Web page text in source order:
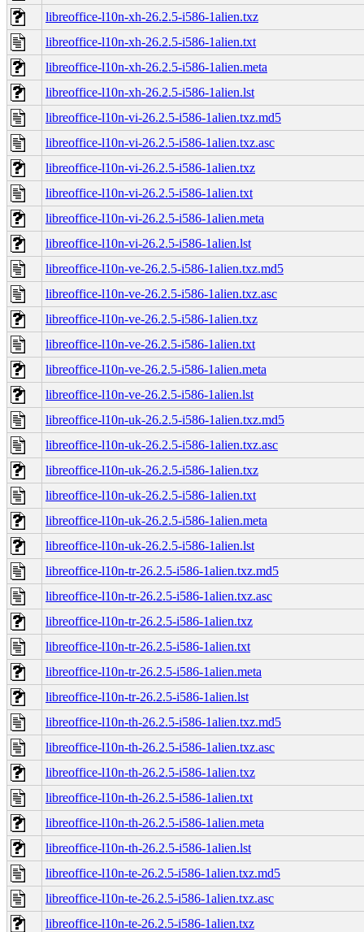
libreoffice-l10n-xh-26.2.5-i586-1alien.txz
libreoffice-l10n-xh-26.2.5-i586-1alien.txt
libreoffice-l10n-xh-26.2.5-i586-1alien.meta
libreoffice-l10n-xh-26.2.5-i586-1alien.lst
libreoffice-l10n-vi-26.2.5-i586-1alien.txz.md5
libreoffice-l10n-vi-26.2.5-i586-1alien.txz.asc
libreoffice-l10n-vi-26.2.5-i586-1alien.txz
libreoffice-l10n-vi-26.2.5-i586-1alien.txt
libreoffice-l10n-vi-26.2.5-i586-1alien.meta
libreoffice-l10n-vi-26.2.5-i586-1alien.lst
libreoffice-l10n-ve-26.2.5-i586-1alien.txz.md5
libreoffice-l10n-ve-26.2.5-i586-1alien.txz.asc
libreoffice-l10n-ve-26.2.5-i586-1alien.txz
libreoffice-l10n-ve-26.2.5-i586-1alien.txt
libreoffice-l10n-ve-26.2.5-i586-1alien.meta
libreoffice-l10n-ve-26.2.5-i586-1alien.lst
libreoffice-l10n-uk-26.2.5-i586-1alien.txz.md5
libreoffice-l10n-uk-26.2.5-i586-1alien.txz.asc
libreoffice-l10n-uk-26.2.5-i586-1alien.txz
libreoffice-l10n-uk-26.2.5-i586-1alien.txt
libreoffice-l10n-uk-26.2.5-i586-1alien.meta
libreoffice-l10n-uk-26.2.5-i586-1alien.lst
libreoffice-l10n-tr-26.2.5-i586-1alien.txz.md5
libreoffice-l10n-tr-26.2.5-i586-1alien.txz.asc
libreoffice-l10n-tr-26.2.5-i586-1alien.txz
libreoffice-l10n-tr-26.2.5-i586-1alien.txt
libreoffice-l10n-tr-26.2.5-i586-1alien.meta
libreoffice-l10n-tr-26.2.5-i586-1alien.lst
libreoffice-l10n-th-26.2.5-i586-1alien.txz.md5
libreoffice-l10n-th-26.2.5-i586-1alien.txz.asc
libreoffice-l10n-th-26.2.5-i586-1alien.txz
libreoffice-l10n-th-26.2.5-i586-1alien.txt
libreoffice-l10n-th-26.2.5-i586-1alien.meta
libreoffice-l10n-th-26.2.5-i586-1alien.lst
libreoffice-l10n-te-26.2.5-i586-1alien.txz.md5
libreoffice-l10n-te-26.2.5-i586-1alien.txz.asc
libreoffice-l10n-te-26.2.5-i586-1alien.txz